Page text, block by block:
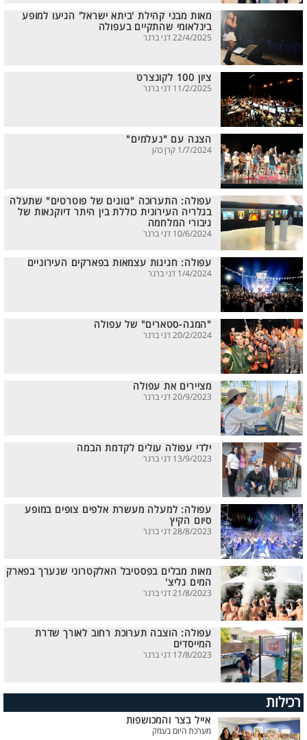
מאות מבני קהילת 'ביתא ישראל' הגיעו למופע
בינלאומי שהתקיים בעפולה
22/4/2025 דני ברנר
ציון 100 לקונצרט
11/2/2025 דני ברנר
הצגה עם "נעלמים"
1/7/2024 קרן כהן
עפולה: התערוכה "גוונים של פוטרטים" שתעלה
בגלריה העירונית כוללת בין היתר דיוקנאות של
גיבורי המלחמה
10/6/2024 דני ברנר
עפולה: חגיגות עצמאות בפארקים העירוניים
1/4/2024 דני ברנר
"המגה-סטארים" של עפולה
20/2/2024 דני ברנר
מציירים את עפולה
20/9/2023 דני ברנר
ילדי עפולה עולים לקדמת הבמה
13/9/2023 דני ברנר
עפולה: למעלה מעשרת אלפים צופים במופע
סיום הקיץ
28/8/2023 דני ברנר
מאות מבלים בפסטיבל האלקטרוני שנערך בפארק
המים גליצ'
21/8/2023 דני ברנר
עפולה: הוצבה תערוכת רחוב לאורך שדרת
המייסדים
17/8/2023 דני ברנר
רכילות
אייל בצר והמכושפות
מערכת היום בעמק